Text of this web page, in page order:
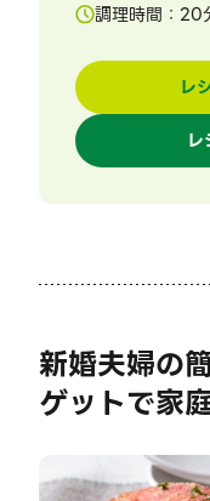
調理時間： 20
レ
新婚夫婦の
ゲットで家